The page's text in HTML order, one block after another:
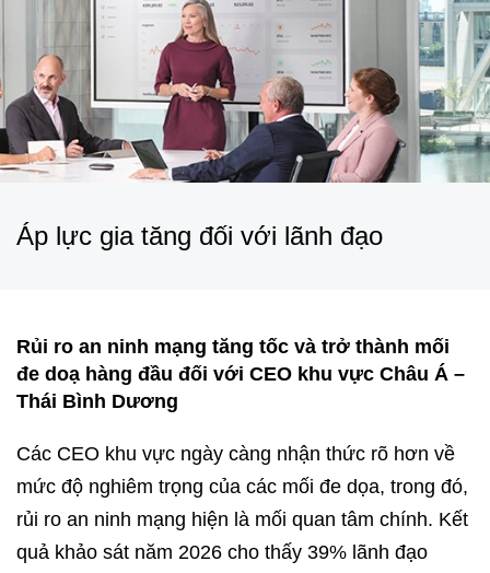
Áp lực gia tăng đối với lãnh đạo
Rủi ro an ninh mạng tăng tốc và trở thành mối
đe doạ hàng đầu đối với CEO khu vực Châu Á –
Thái Bình Dương
Các CEO khu vực ngày càng nhận thức rõ hơn về
mức độ nghiêm trọng của các mối đe dọa, trong đó,
rủi ro an ninh mạng hiện là mối quan tâm chính. Kết
quả khảo sát năm 2026 cho thấy 39% lãnh đạo